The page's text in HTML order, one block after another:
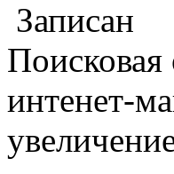
Записан
интенет-